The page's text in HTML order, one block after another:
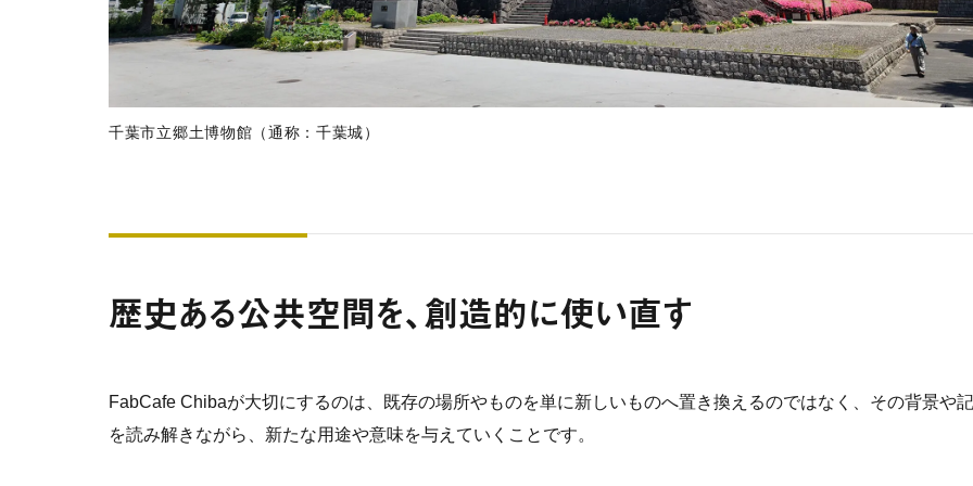
千葉市立郷土博物館（通称：千葉城）
歴史ある公共空間を、創造的に使い直す
FabCafe Chibaが大切にするのは、既存の場所やものを単に新しいものへ置き換えるのではなく、その背景や
を読み解きながら、新たな用途や意味を与えていくことです。